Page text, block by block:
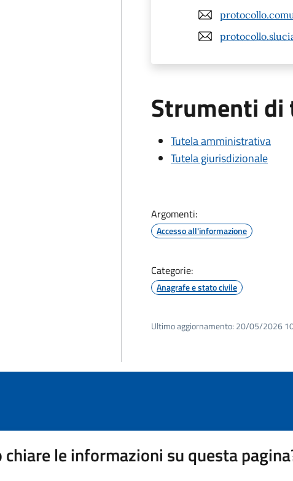
Strumenti di
Tutela amministrativa
Tutela giurisdizionale
Argomenti:
Accesso all'informazione
Categorie:
Anagrafe e stato civile
Ultimo aggiornamento: 20/05/2026
chiare le informazioni su questa